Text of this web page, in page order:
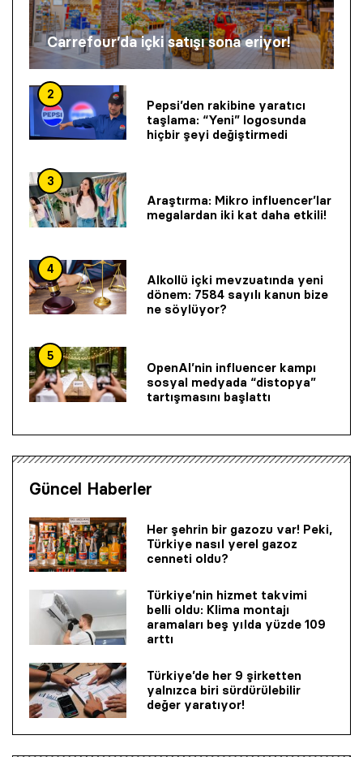
Carrefour’da içki satışı sona eriyor!
2
Pepsi’den rakibine yaratıcı
taşlama: “Yeni” logosunda
hiçbir şeyi değiştirmedi
3
Araştırma: Mikro influencer’lar
megalardan iki kat daha etkili!
4
Alkollü içki mevzuatında yeni
dönem: 7584 sayılı kanun bize
ne söylüyor?
5
OpenAI’nin influencer kampı
sosyal medyada “distopya”
tartışmasını başlattı
Güncel Haberler
Her şehrin bir gazozu var! Peki,
Türkiye nasıl yerel gazoz
cenneti oldu?
Türkiye’nin hizmet takvimi
belli oldu: Klima montajı
aramaları beş yılda yüzde 109
arttı
Türkiye’de her 9 şirketten
yalnızca biri sürdürülebilir
değer yaratıyor!